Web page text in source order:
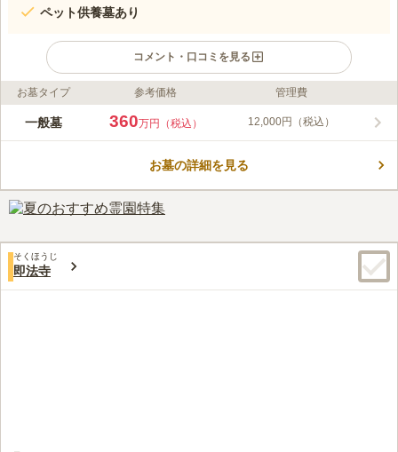
ペット供養墓あり
コメント・口コミを見る
ライフドット編集部のコメント
長徳寺は東京都世田谷区にあり、一般墓とペット供養墓を有して
多く、季節によりさまざまな草花が咲き、訪れた方を楽しませて
の暗い墓地のイメージはありません。
口コミ評価
お墓タイプ 参考価格 管理費
一般墓 360万円（税込） 12,000円（税込）
お墓の詳細を見る
そくほうじ
即法寺